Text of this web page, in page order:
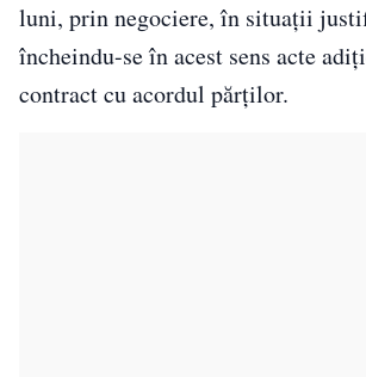
luni, prin negociere, în situaţii
încheindu-se în acest sens acte
contract cu acordul părţilor.